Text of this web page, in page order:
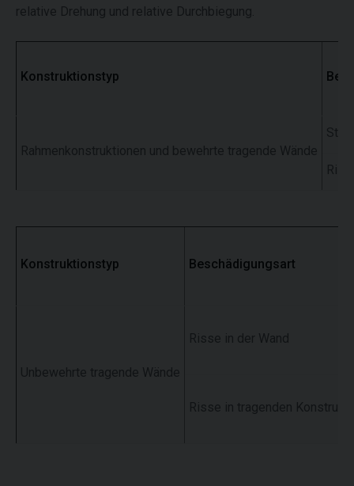
relative Drehung und relative Durchbiegung.
Konstruktionstyp
Rahmenkonstruktionen und bewehrte tragende Wände
Konstruktionstyp Beschädigungsart
Unbewehrte tragende Wände
Risse in der Wand
Risse in tragenden